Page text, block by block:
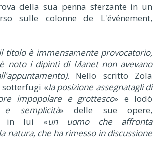
della sua penna sferzante in un
sulle colonne de L'événement,
titolo è immensamente provocatorio,
noto i dipinti di Manet non avevano
. Nello scritto Zola
sotterfugi «la posizione assegnatagli di
impopolare e grottesco» e lodò
e semplicità» delle sue opere,
in lui «un uomo che affronta
natura, che ha rimesso in discussione